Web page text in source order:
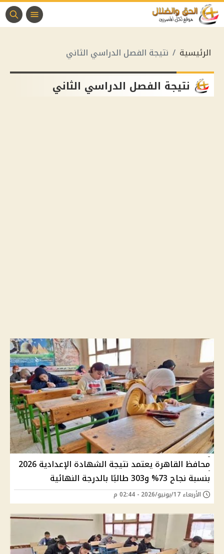
الرئيسية نتيجة الفصل الدراسي الثاني
نتيجة الفصل الدراسي الثاني
محافظ القاهرة يعتمد نتيجة الشهادة الإعدادية 2026
بنسبة نجاح 73% و303 طالبًا بالدرجة النهائية
الأربعاء 17/يونيو/2026 - 02:44 م